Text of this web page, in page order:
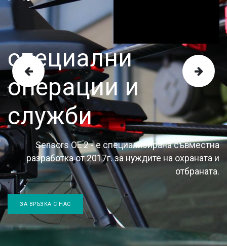
специални
операции и
служби
Sensors OE 2 - е специализирана съвместна
разработка от 2017г. за нуждите на охраната и
отбраната.
ЗА ВРЪЗКА С НАС
Previous